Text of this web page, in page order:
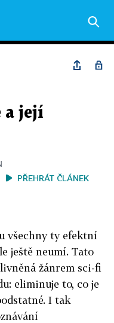
a její
PŘEHRÁT ČLÁNEK
všechny ty efektní
ještě neumí. Tato
žánrem sci-fi
eliminuje to, co je
I tak